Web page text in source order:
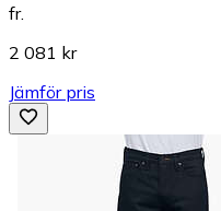
fr.
2 081 kr
Jämför pris